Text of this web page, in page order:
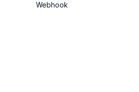
Webhook